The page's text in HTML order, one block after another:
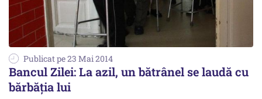
Publicat pe 23 Mai 2014
Bancul Zilei: La azil, un bătrânel se laudă cu
bărbăția lui